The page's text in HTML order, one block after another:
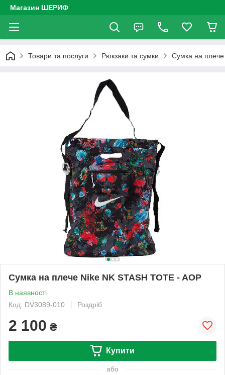
Магазин ШЕРИФ
Товари та послуги Рюкзаки та сумки Сумка на
Сумка на плече Nike NK STASH TOTE - AOP
В наявності
Код: DV3089-010
Роздріб
2 100 ₴
Купити
або